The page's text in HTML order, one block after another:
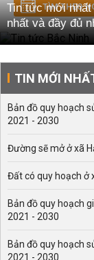
TÌM THEO
Tin tức mới nhất
nhất và đầy đủ
TIN MỚI
Bản đồ quy hoạch
2021 - 2030
Đường sẽ mở ở xã
Đất có quy hoạch ở
Bản đồ quy hoạch
2021 - 2030
Bản đồ quy hoạch
2021 - 2030